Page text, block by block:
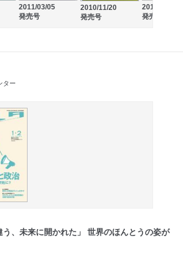
2011/03/05
発売号
2010/11/20
発売号
2010/07/20
発売号
ター
う、未来に開かれた」 世界のほんとうの姿が